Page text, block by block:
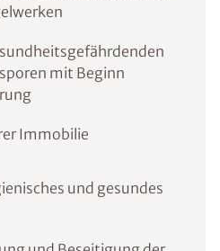
mit Beginn
Immobilie
und gesundes